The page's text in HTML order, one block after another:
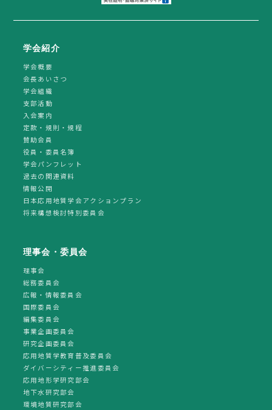
学会紹介
学会概要
会長あいさつ
学会組織
支部活動
入会案内
定款・規則・規程
賛助会員
役員・委員名簿
学会パンフレット
過去の関連資料
情報公開
日本応用地質学会アクションプラン
将来構想検討特別委員会
理事会・委員会
理事会
総務委員会
広報・情報委員会
国際委員会
編集委員会
事業企画委員会
研究企画委員会
応用地質学教育普及委員会
ダイバーシティー推進委員会
応用地形学研究部会
地下水研究部会
環境地質研究部会